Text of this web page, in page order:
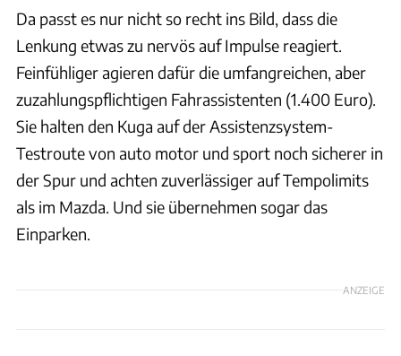
Da passt es nur nicht so recht ins Bild, dass die
Lenkung etwas zu nervös auf Impulse reagiert.
Feinfühliger agieren dafür die umfangreichen, aber
zuzahlungspflichtigen Fahrassistenten (1.400 Euro).
Sie halten den Kuga auf der Assistenzsystem-
Testroute von auto motor und sport noch sicherer in
der Spur und achten zuverlässiger auf Tempolimits
als im Mazda. Und sie übernehmen sogar das
Einparken.
ANZEIGE